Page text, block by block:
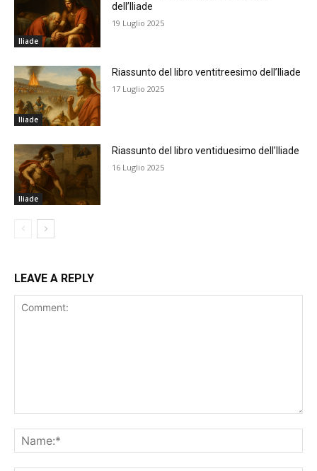
Iliade
dell’Iliade
19 Luglio 2025
Iliade
Riassunto del libro ventitreesimo dell’Iliade
17 Luglio 2025
Iliade
Riassunto del libro ventiduesimo dell’Iliade
16 Luglio 2025
LEAVE A REPLY